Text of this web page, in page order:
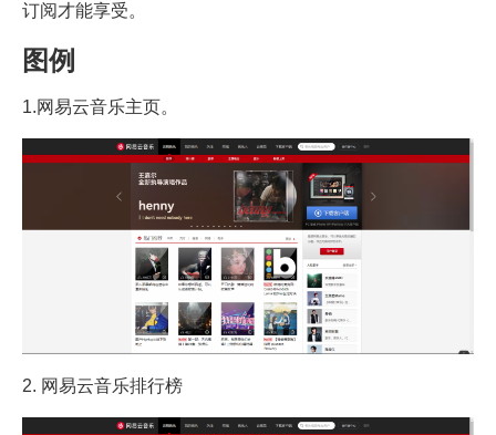
订阅才能享受。
图例
1.网易云音乐主页。
2. 网易云音乐排行榜